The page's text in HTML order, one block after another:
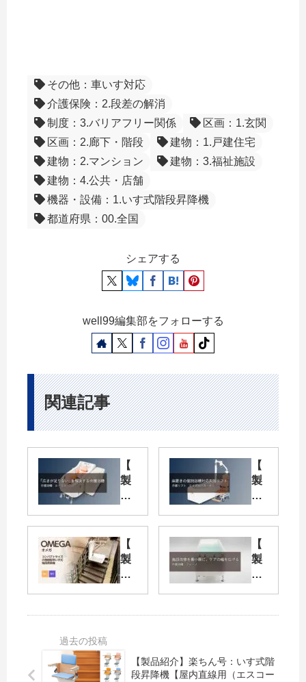
その他：車いす対応
介護保険：2.段差の解消
制度：3.バリアフリー関係
区画：1.玄関
区画：2.廊下・階段
建物：1.戸建住宅
建物：2.マンション
建物：3.福祉施設
建物：4.公共・店舗
機器・設備：1.いす式階段昇降機
都道府県：00.全国
シェアする
well99編集部をフォローする
関連記事
【
製
品
介
】
「
足
い
」
【
製
品
介
】
床
き
個
槽
対
【
製
品
】
(オ
【
製
品
】
改
修
【製品紹介】楽ちん号：いす式階
段昇降機【屋内直線用（エスコー